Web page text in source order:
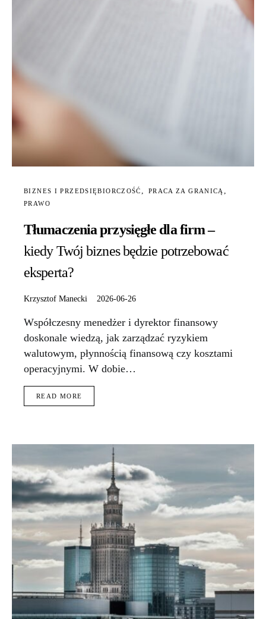
BIZNES I PRZEDSIĘBIORCZOŚĆ
PRACA ZA GRANICĄ
PRAWO
Tłumaczenia przysięgłe dla firm –
kiedy Twój biznes będzie potrzebować
eksperta?
Krzysztof Manecki 2026-06-26
Współczesny menedżer i dyrektor finansowy
doskonale wiedzą, jak zarządzać ryzykiem
walutowym, płynnością finansową czy kosztami
operacyjnymi. W dobie…
READ MORE